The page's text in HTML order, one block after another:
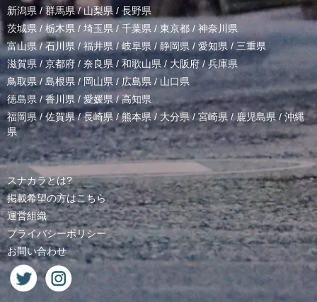
新潟県 /群馬県/山梨県 / 長野県
茨城県 / 栃木県 / 埼玉県 / 千葉県 / 東京都 / 神奈川県
富山県 /石川県/福井県/岐阜県 / 静岡県 / 愛知県 / 三重県
滋賀県 / 京都府 / 奈良県 / 和歌山県/ 大阪府 /兵庫県
鳥取県/ 島根県 /岡山県/ 広島県 / 山口県
徳島県 /香川県 / 愛媛県/高知県
福岡県/佐賀県/長崎県 /熊本県/ 大分県/宮崎県 /鹿児島県 / 沖縄
県
スナカラとは?
掲載希望の方はこちら
運営組織
プライバシーポリシー
お問い合わせ